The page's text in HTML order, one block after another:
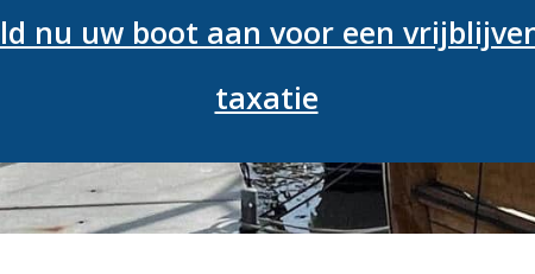
nu uw boot aan voor een
taxatie